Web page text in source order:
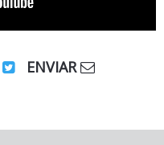
ENVIAR